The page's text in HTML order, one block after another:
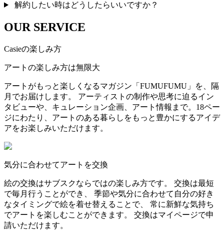
解約したい時はどうしたらいいですか？
OUR SERVICE
Casieの楽しみ方
アートの楽しみ方は無限大
アートがもっと楽しくなるマガジン「FUMUFUMU」を、隔
月でお届けします。 アーティストの制作や思考に迫るイン
タビューや、キュレーション企画、アート情報まで。18ペー
ジにわたり、アートのある暮らしをもっと豊かにするアイデ
アをお楽しみいただけます。
気分に合わせてアートを交換
絵の交換はサブスクならではの楽しみ方です。 交換は最短
で毎月行うことができ、 季節や気分に合わせて自分の好き
なタイミングで絵を着せ替えることで、 常に新鮮な気持ち
でアートを楽しむことができます。 交換はマイページで申
請いただけます。